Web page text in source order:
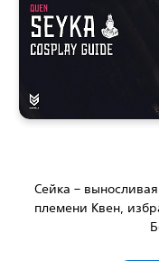
Сейка –
племени Квен,